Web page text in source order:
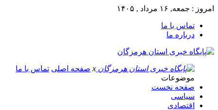
امروز : جمعه, ۱۶ مرداد , ۱۴۰۵
تماس با ما
درباره ما
x صفحه اصلی تماس با ما
موضوعات
صفحه نخست
سیاسی
اقتصادی